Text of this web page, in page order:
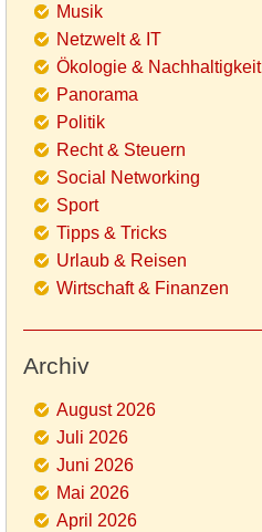
Musik
Netzwelt & IT
Ökologie & Nachhaltigkeit
Panorama
Politik
Recht & Steuern
Social Networking
Sport
Tipps & Tricks
Urlaub & Reisen
Wirtschaft & Finanzen
Archiv
August 2026
Juli 2026
Juni 2026
Mai 2026
April 2026